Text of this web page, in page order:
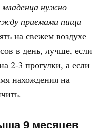
нужно
приемами пищи
на свежем воздухе
в день, лучше, если
2-3 прогулки, а если
нахождения на
9 месяцев